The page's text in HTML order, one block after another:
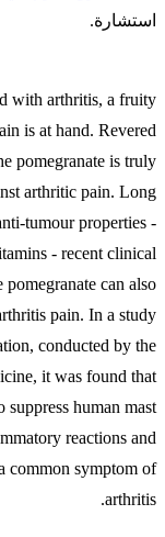
استشارة.
with arthritis, a fruity
is at hand. Revered
pomegranate is truly
arthritic pain. Long
tumour properties -
- recent clinical
pomegranate can also
pain. In a study
conducted by the
it was found that
suppress human mast
reactions and
common symptom of
arthritis.